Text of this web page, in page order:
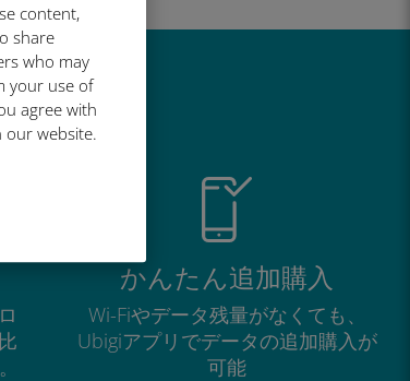
content,
share
who may
your use of
agree with
our website.
かんたん追加購入
Wi-Fiやデータ残量がなくても、
Ubigiアプリでデータの追加購入が
可能